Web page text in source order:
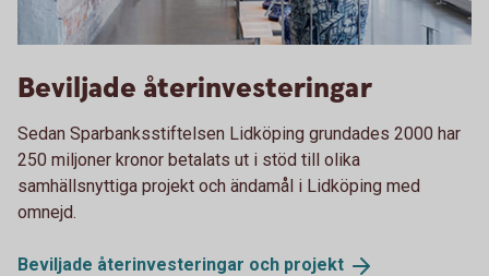
Beviljade återinvesteringar
Sedan Sparbanksstiftelsen Lidköping grundades 2000 har
250 miljoner kronor betalats ut i stöd till olika
samhällsnyttiga projekt och ändamål i Lidköping med
omnejd.
Beviljade återinvesteringar och projekt